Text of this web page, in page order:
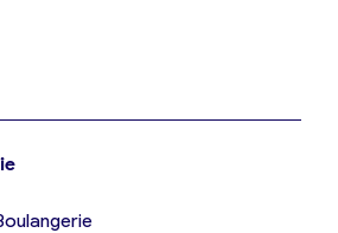
Non, annuler